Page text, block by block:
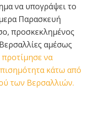
να υπογράψει το
Παρασκευή
προσκεκλημένος
αμέσως
να
κάτω από
των Βερσαλλιών.